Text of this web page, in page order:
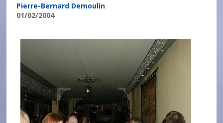
Pierre-Bernard Demoulin
01/02/2004